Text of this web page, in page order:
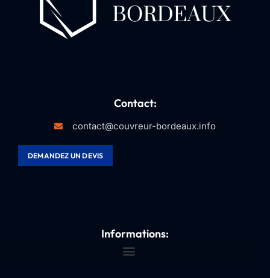
Contact:
contact@couvreur-bordeaux.info
DEMANDEZ UN DEVIS
Informations: